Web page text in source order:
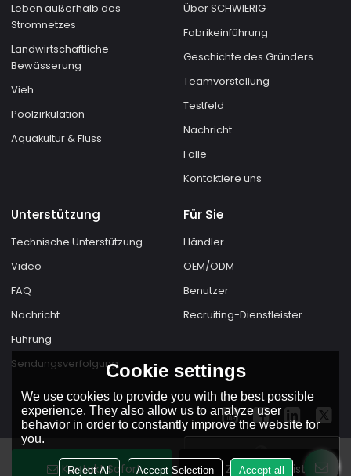
Kontakt Sofort Zur Wunschliste
Leben außerhalb des
Stromnetzes
Landwirtschaftliche
Bewässerung
Vieh
Poolzirkulation
Aquakultur & Fluss
Über SCHWIERIG
Fabrikeinführung
Geschichte des Gründers
Teamvorstellung
Testfeld
Nachricht
Fälle
Kontaktiere uns
Unterstützung
Technische Unterstützung
Video
FAQ
Nachricht
Führung
Sendungsverfolgung
Für Sie
Händler
OEM/ODM
Benutzer
Recruiting-Dienstleister
Deutsch
Cookie settings
We use cookies to provide you with the best possible
experience. They also allow us to analyze user
behavior in order to constantly improve the website for
you.
Reject All Accept Selection Accept all